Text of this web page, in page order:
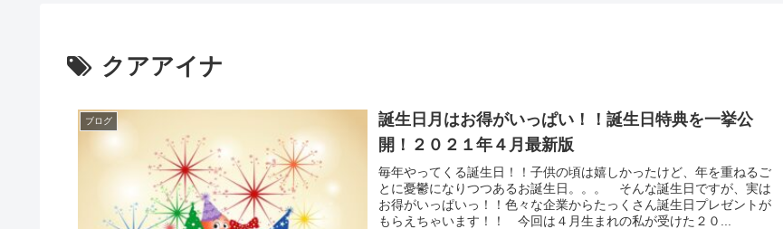
クアアイナ
ブログ
誕生日月はお得がいっぱい！！誕生日特典を一挙公
開！２０２１年４月最新版
毎年やってくる誕生日！！子供の頃は嬉しかったけど、年を重ねるご
とに憂鬱になりつつあるお誕生日。。。 そんな誕生日ですが、実は
お得がいっぱいっ！！色々な企業からたっくさん誕生日プレゼントが
もらえちゃいます！！ 今回は４月生まれの私が受けた２０...